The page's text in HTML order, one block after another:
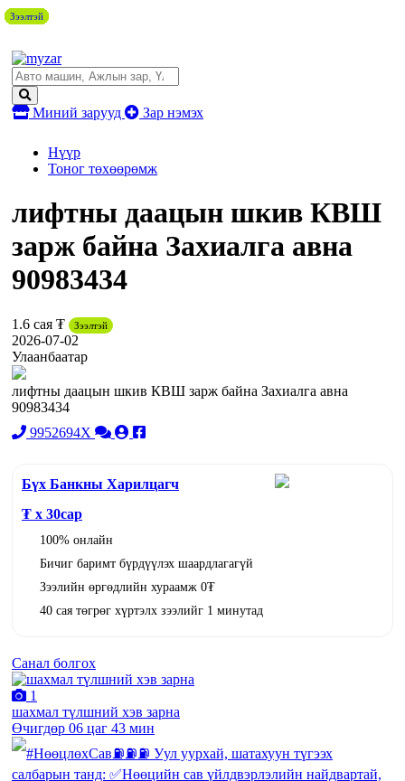
Миний зарууд Зар нэмэх
Нүүр
Тоног төхөөрөмж
лифтны даацын шкив КВШ
зарж байна Захиалга авна
90983434
1.6 сая ₮ Зээлтэй
2026-07-02
Улаанбаатар
лифтны даацын шкив КВШ зарж байна Захиалга авна
90983434
9952694X
Бүх Банкны Харилцагч
₮ x 30сар
100% онлайн
Бичиг баримт бүрдүүлэх шаардлагагүй
Зээлийн өргөдлийн хураамж 0₮
40 сая төгрөг хүртэлх зээлийг 1 минутад
Санал болгох
1
шахмал түлшний хэв зарна
Өчигдөр 06 цаг 43 мин
Зээлтэй
Зээлтэй
Зээлтэй
Зээлтэй
Зээлтэй
Зээлтэй
Зээлтэй
Зээлтэй
Зээлтэй